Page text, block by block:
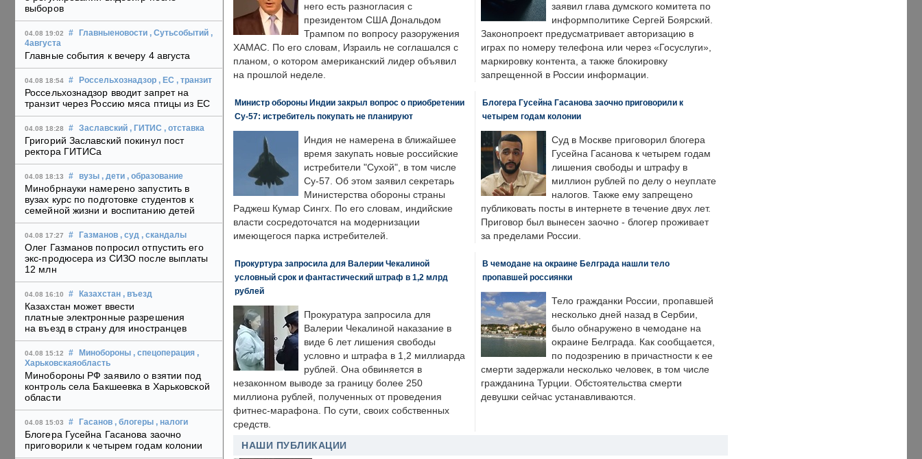
выборов
04.08 19:02 # Главныеновости , Сутьсобытий ,
4августа
Главные события к вечеру 4 августа
04.08 18:54 # Россельхознадзор , ЕС , транзит
Россельхознадзор вводит запрет на
транзит через Россию мяса птицы из ЕС
04.08 18:28 # Заславский , ГИТИС , отставка
Григорий Заславский покинул пост
ректора ГИТИСа
04.08 18:13 # вузы , дети , образование
Минобрнауки намерено запустить в
вузах курс по подготовке студентов к
семейной жизни и воспитанию детей
04.08 17:27 # Газманов , суд , скандалы
Олег Газманов попросил отпустить его
экс-продюсера из СИЗО после выплаты
12 млн
04.08 16:10 # Казахстан , въезд
Казахстан может ввести
платные электронные разрешения
на въезд в страну для иностранцев
04.08 15:12 # Минобороны , спецоперация ,
Харьковскаяобласть
Минобороны РФ заявило о взятии под
контроль села Бакшеевка в Харьковской
области
04.08 15:03 # Гасанов , блогеры , налоги
Блогера Гусейна Гасанова заочно
приговорили к четырем годам колонии
него есть разногласия с
президентом США Дональдом
Трампом по вопросу разоружения
ХАМАС. По его словам, Израиль не соглашался с
планом, о котором американский лидер объявил
на прошлой неделе.
заявил глава думского комитета по
информполитике Сергей Боярский.
Законопроект предусматривает авторизацию в
играх по номеру телефона или через «Госуслуги»,
маркировку контента, а также блокировку
запрещенной в России информации.
Министр обороны Индии закрыл вопрос о приобретении
Су-57: истребитель покупать не планируют
Индия не намерена в ближайшее
время закупать новые российские
истребители "Сухой", в том числе
Су-57. Об этом заявил секретарь
Министерства обороны страны
Раджеш Кумар Сингх. По его словам, индийские
власти сосредоточатся на модернизации
имеющегося парка истребителей.
Блогера Гусейна Гасанова заочно приговорили к
четырем годам колонии
Суд в Москве приговорил блогера
Гусейна Гасанова к четырем годам
лишения свободы и штрафу в
миллион рублей по делу о неуплате
налогов. Также ему запрещено
публиковать посты в интернете в течение двух лет.
Приговор был вынесен заочно - блогер проживает
за пределами России.
Прокуртура запросила для Валерии Чекалиной
условный срок и фантастический штраф в 1,2 млрд
рублей
Прокуратура запросила для
Валерии Чекалиной наказание в
виде 6 лет лишения свободы
условно и штрафа в 1,2 миллиарда
рублей. Она обвиняется в
незаконном выводе за границу более 250
миллиона рублей, полученных от проведения
фитнес-марафона. По сути, своих собственных
средств.
В чемодане на окраине Белграда нашли тело
пропавшей россиянки
Тело гражданки России, пропавшей
несколько дней назад в Сербии,
было обнаружено в чемодане на
окраине Белграда. Как сообщается,
по подозрению в причастности к ее
смерти задержали несколько человек, в том числе
гражданина Турции. Обстоятельства смерти
девушки сейчас устанавливаются.
НАШИ ПУБЛИКАЦИИ